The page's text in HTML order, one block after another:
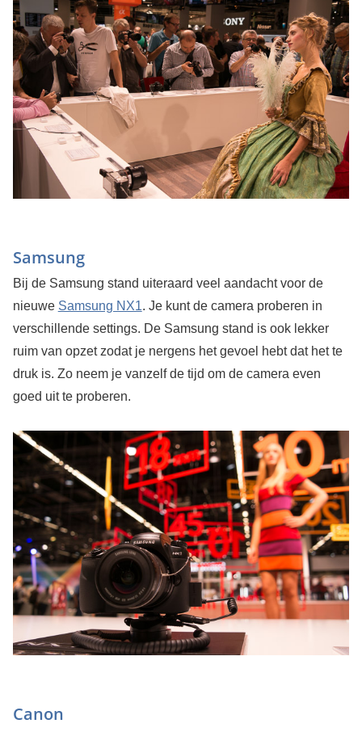
Samsung
Bij de Samsung stand uiteraard veel aandacht voor de
nieuwe Samsung NX1. Je kunt de camera proberen in
verschillende settings. De Samsung stand is ook lekker
ruim van opzet zodat je nergens het gevoel hebt dat het te
druk is. Zo neem je vanzelf de tijd om de camera even
goed uit te proberen.
Canon